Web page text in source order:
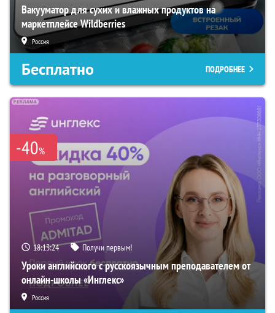
Вакууматор для сухих и влажных продуктов на
маркетплейсе Wildberries
Россия
Бесплатно ПОДРОБНЕЕ
-40%
18:13:23 Получи первым!
Уроки английского с русскоязычным преподавателем от
онлайн-школы «Инглекс»
Россия